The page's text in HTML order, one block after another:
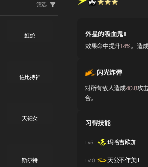
筛选
虹蛇
佐比持神
天钿女
斯尔特
外星的吸血鬼Ⅱ
效果命中提升14%。造
闪光炸弹
对所有敌人造成40.8攻
合。
习得技能
Lv.5 玛哈吉欧加
Lv.10 天公不作美Ⅱ